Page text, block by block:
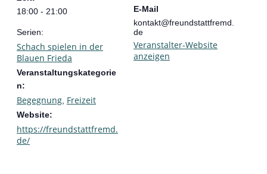
18:00 - 21:00
Serien:
Schach spielen in der
Blauen Frieda
Veranstaltungskategorie
n:
Begegnung Freizeit
Website:
https://freundstattfremd.
de/
E-Mail
kontakt@freundstattfremd.
de
Veranstalter-Website
anzeigen